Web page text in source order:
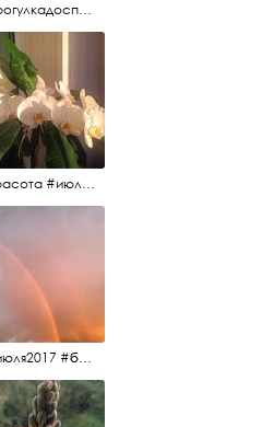
#прогулкадоспасаиобратно #санктпетербург #15july2017 #субботнийпитерскийдень #субботнийпроменад #послеобеда
#красота #июльскоеутро
#6июля2017 #белыеночи #питерскоеутро #джулаймонинг #июльскоеутро #радугавовсёнебо #радуга #дождик